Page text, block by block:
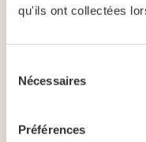
qu'ils ont collectées
Nécessaires
Préférences